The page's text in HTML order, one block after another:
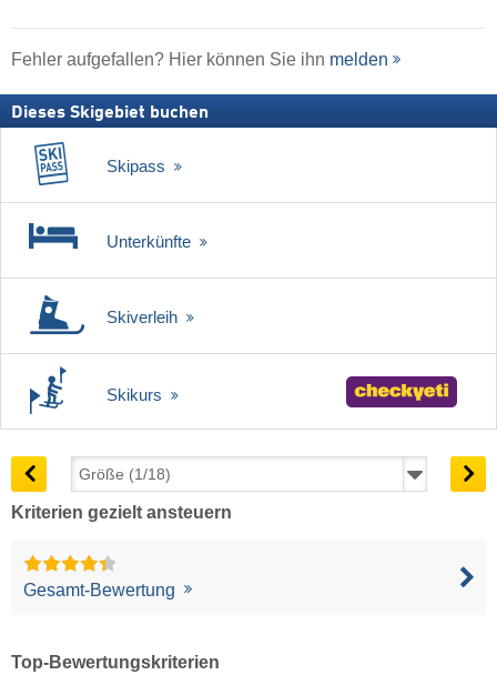
Fehler aufgefallen? Hier können Sie ihn melden
Dieses Skigebiet buchen
Skipass
Unterkünfte
Skiverleih
Skikurs
Kriterien gezielt ansteuern
Gesamt-Bewertung
Top-Bewertungskriterien